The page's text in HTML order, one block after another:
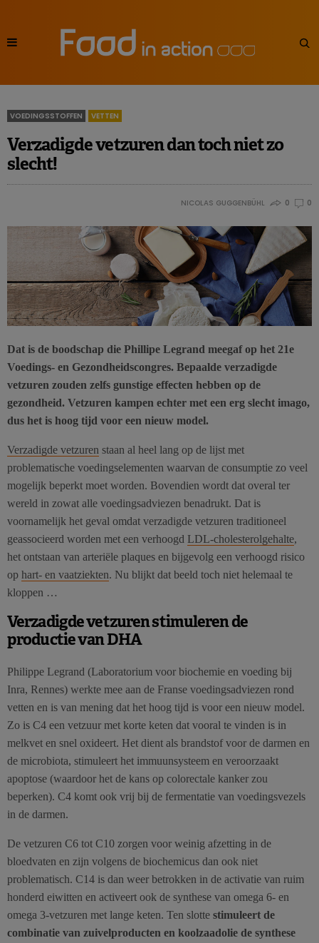
VOEDINGSSTOFFEN VETTEN
Verzadigde vetzuren dan toch niet zo
slecht!
NICOLAS GUGGENBÜHL 0 0
Dat is de boodschap die Phillipe Legrand meegaf op het 21e
Voedings- en Gezondheidscongres. Bepaalde verzadigde
vetzuren zouden zelfs gunstige effecten hebben op de
gezondheid. Vetzuren kampen echter met een erg slecht imago,
dus het is hoog tijd voor een nieuw model.
Verzadigde vetzuren staan al heel lang op de lijst met
problematische voedingselementen waarvan de consumptie zo veel
mogelijk beperkt moet worden. Bovendien wordt dat overal ter
wereld in zowat alle voedingsadviezen benadrukt. Dat is
voornamelijk het geval omdat verzadigde vetzuren traditioneel
geassocieerd worden met een verhoogd LDL-cholesterolgehalte,
het ontstaan van arteriële plaques en bijgevolg een verhoogd risico
op hart- en vaatziekten. Nu blijkt dat beeld toch niet helemaal te
kloppen …
Verzadigde vetzuren stimuleren de
productie van DHA
Philippe Legrand (Laboratorium voor biochemie en voeding bij
Inra, Rennes) werkte mee aan de Franse voedingsadviezen rond
vetten en is van mening dat het hoog tijd is voor een nieuw model.
Zo is C4 een vetzuur met korte keten dat vooral te vinden is in
melkvet en snel oxideert. Het dient als brandstof voor de darmen en
de microbiota, stimuleert het immuunsysteem en veroorzaakt
apoptose (waardoor het de kans op colorectale kanker zou
beperken). C4 komt ook vrij bij de fermentatie van voedingsvezels
in de darmen.
De vetzuren C6 tot C10 zorgen voor weinig afzetting in de
bloedvaten en zijn volgens de biochemicus dan ook niet
problematisch. C14 is dan weer betrokken in de activatie van ruim
honderd eiwitten en activeert ook de synthese van omega 6- en
omega 3-vetzuren met lange keten. Ten slotte stimuleert de
combinatie van zuivelproducten en koolzaadolie de synthese